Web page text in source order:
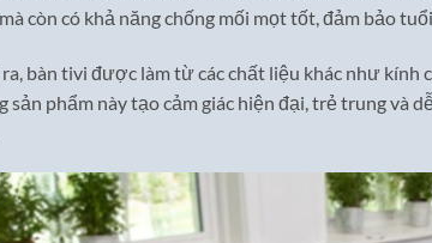
còn có khả năng chống mối mọt tốt, đảm bảo
bàn tivi được làm từ các chất liệu khác như
sản phẩm này tạo cảm giác hiện đại, trẻ trung và